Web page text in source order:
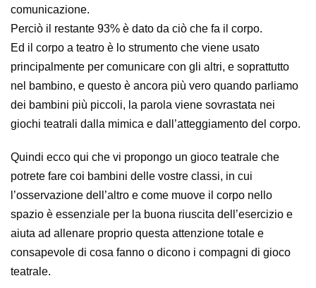
comunicazione.
Perciò il restante 93% è dato da ciò che fa il corpo.
Ed il corpo a teatro è lo strumento che viene usato
principalmente per comunicare con gli altri, e soprattutto
nel bambino, e questo è ancora più vero quando parliamo
dei bambini più piccoli, la parola viene sovrastata nei
giochi teatrali dalla mimica e dall’atteggiamento del corpo.
Quindi ecco qui che vi propongo un gioco teatrale che
potrete fare coi bambini delle vostre classi, in cui
l’osservazione dell’altro e come muove il corpo nello
spazio è essenziale per la buona riuscita dell’esercizio e
aiuta ad allenare proprio questa attenzione totale e
consapevole di cosa fanno o dicono i compagni di gioco
teatrale.